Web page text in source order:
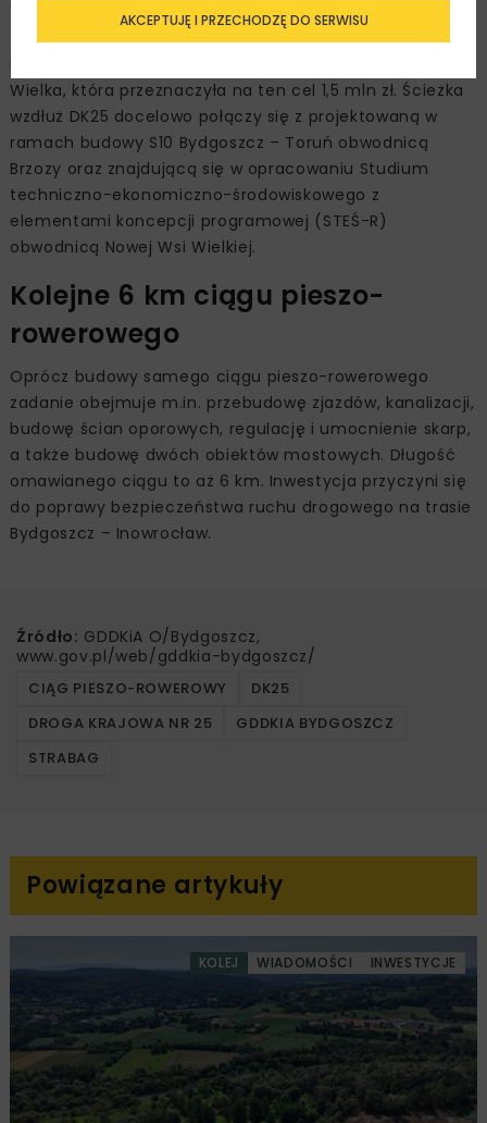
Wykonawcą zadania jest firma STRABAG, z którą umowa
zawarta w maju 2023 r. opiewała na 12,4 mln zł. W
Wielka, która przeznaczyła na ten cel 1,5 mln zł. Ścieżka
wzdłuż DK25 docelowo połączy się z projektowaną w
ramach budowy S10 Bydgoszcz – Toruń obwodnicą
Brzozy oraz znajdującą się w opracowaniu Studium
techniczno-ekonomiczno-środowiskowego z
elementami koncepcji programowej (STEŚ-R)
obwodnicą Nowej Wsi Wielkiej.
Kolejne 6 km ciągu pieszo-
rowerowego
Oprócz budowy samego ciągu pieszo-rowerowego
zadanie obejmuje m.in. przebudowę zjazdów, kanalizacji,
budowę ścian oporowych, regulację i umocnienie skarp,
a także budowę dwóch obiektów mostowych. Długość
omawianego ciągu to aż 6 km. Inwestycja przyczyni się
do poprawy bezpieczeństwa ruchu drogowego na trasie
Bydgoszcz – Inowrocław.
Źródło: GDDKiA O/Bydgoszcz,
www.gov.pl/web/gddkia-bydgoszcz/
CIĄG PIESZO-ROWEROWY
DK25
DROGA KRAJOWA NR 25
GDDKIA BYDGOSZCZ
STRABAG
Powiązane artykuły
KOLEJ WIADOMOŚCI INWESTYCJE
AKCEPTUJĘ I PRZECHODZĘ DO SERWISU